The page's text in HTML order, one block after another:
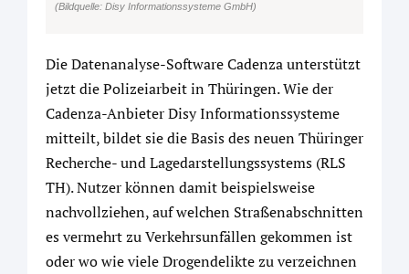
(Bildquelle: Disy Informationssysteme GmbH)
Die Datenanalyse-Software Cadenza unterstützt
jetzt die Polizeiarbeit in Thüringen. Wie der
Cadenza-Anbieter Disy Informationssysteme
mitteilt, bildet sie die Basis des neuen Thüringer
Recherche- und Lagedarstellungssystems (RLS
TH). Nutzer können damit beispielsweise
nachvollziehen, auf welchen Straßenabschnitten
es vermehrt zu Verkehrsunfällen gekommen ist
oder wo wie viele Drogendelikte zu verzeichnen